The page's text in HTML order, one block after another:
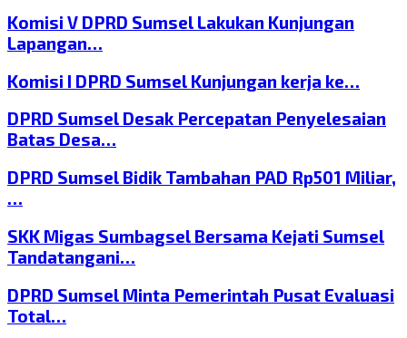
Komisi V DPRD Sumsel Lakukan Kunjungan
Lapangan…
Komisi I DPRD Sumsel Kunjungan kerja ke…
DPRD Sumsel Desak Percepatan Penyelesaian
Batas Desa…
DPRD Sumsel Bidik Tambahan PAD Rp501 Miliar,
…
SKK Migas Sumbagsel Bersama Kejati Sumsel
Tandatangani…
DPRD Sumsel Minta Pemerintah Pusat Evaluasi
Total…